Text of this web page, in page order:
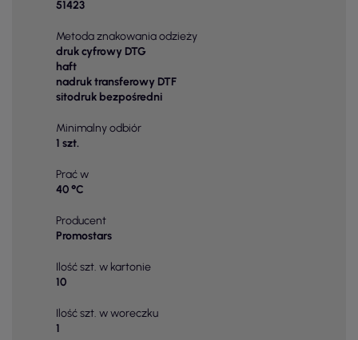
51423
Metoda znakowania odzieży
druk cyfrowy DTG
haft
nadruk transferowy DTF
sitodruk bezpośredni
Minimalny odbiór
1 szt.
Prać w
40 °C
Producent
Promostars
Ilość szt. w kartonie
10
Ilość szt. w woreczku
1